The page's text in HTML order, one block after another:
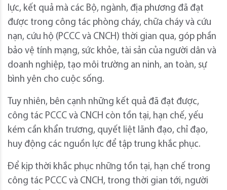
lực, kết quả mà các Bộ, ngành, địa phương đã đạt
được trong công tác phòng cháy, chữa cháy và cứu
nạn, cứu hộ (PCCC và CNCH) thời gian qua, góp phần
bảo vệ tính mạng, sức khỏe, tài sản của người dân và
doanh nghiệp, tạo môi trường an ninh, an toàn, sự
bình yên cho cuộc sống.
Tuy nhiên, bên cạnh những kết quả đã đạt được,
công tác PCCC và CNCH còn tồn tại, hạn chế, yếu
kém cần khẩn trương, quyết liệt lãnh đạo, chỉ đạo,
huy động các nguồn lực để tập trung khắc phục.
Để kịp thời khắc phục những tồn tại, hạn chế trong
công tác PCCC và CNCH, trong thời gian tới, người